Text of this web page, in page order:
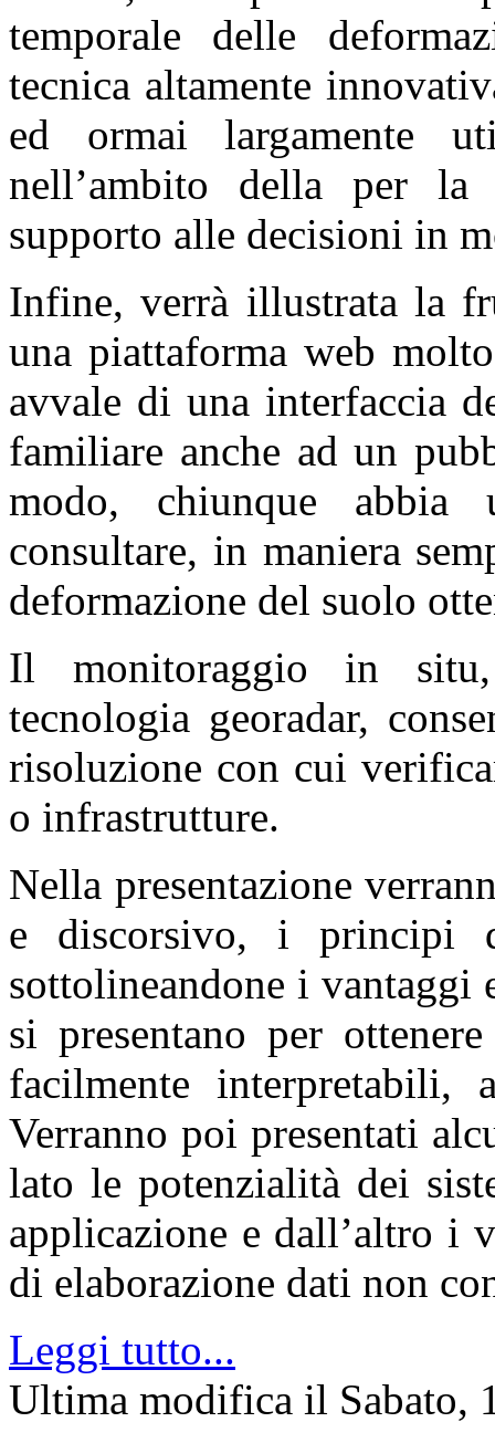
temporale delle
tecnica altamente
ed ormai largamente
nell’ambito della per
supporto alle decisioni in
Infine, verrà illustrata la
una piattaforma web
avvale di una interfaccia
familiare anche ad un
modo, chiunque abbia
consultare, in maniera
deformazione del suolo
Il monitoraggio in
tecnologia georadar,
risoluzione con cui
o infrastrutture.
Nella presentazione
e discorsivo, i principi
sottolineandone i vantaggi
si presentano per
facilmente interpretabili,
Verranno poi presentati
lato le potenzialità dei
applicazione e dall’altro i
di elaborazione dati non
Leggi tutto...
Ultima modifica il Sabato,